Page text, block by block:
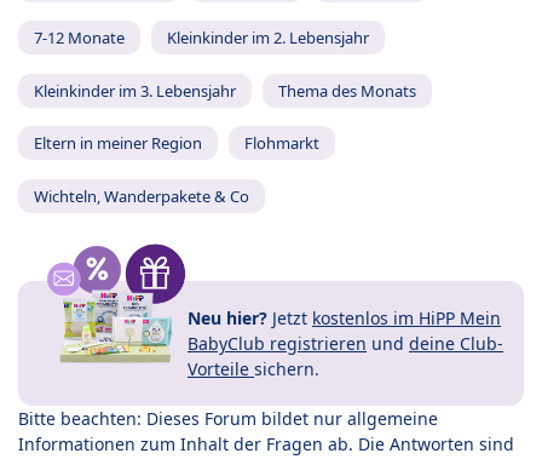
7-12 Monate Kleinkinder im 2. Lebensjahr
Kleinkinder im 3. Lebensjahr Thema des Monats
Eltern in meiner Region Flohmarkt
Wichteln, Wanderpakete & Co
Neu hier? Jetzt kostenlos im HiPP Mein
BabyClub registrieren und deine Club-
Vorteile sichern.
Bitte beachten: Dieses Forum bildet nur allgemeine
Informationen zum Inhalt der Fragen ab. Die Antworten sind